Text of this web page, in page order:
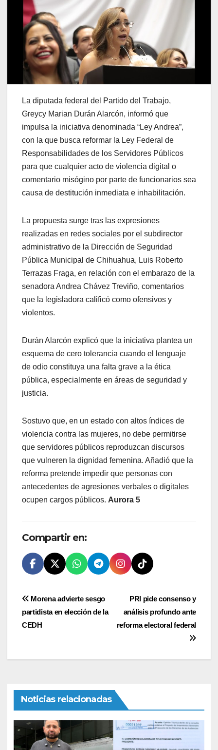
La diputada federal del Partido del Trabajo,
Greycy Marian Durán Alarcón, informó que
impulsa la iniciativa denominada “Ley Andrea”,
con la que busca reformar la Ley Federal de
Responsabilidades de los Servidores Públicos
para que cualquier acto de violencia digital o
comentario misógino por parte de funcionarios sea
causa de destitución inmediata e inhabilitación.
La propuesta surge tras las expresiones
realizadas en redes sociales por el subdirector
administrativo de la Dirección de Seguridad
Pública Municipal de Chihuahua, Luis Roberto
Terrazas Fraga, en relación con el embarazo de la
senadora Andrea Chávez Treviño, comentarios
que la legisladora calificó como ofensivos y
violentos.
Durán Alarcón explicó que la iniciativa plantea un
esquema de cero tolerancia cuando el lenguaje
de odio constituya una falta grave a la ética
pública, especialmente en áreas de seguridad y
justicia.
Sostuvo que, en un estado con altos índices de
violencia contra las mujeres, no debe permitirse
que servidores públicos reproduzcan discursos
que vulneren la dignidad femenina. Añadió que la
reforma pretende impedir que personas con
antecedentes de agresiones verbales o digitales
ocupen cargos públicos. Aurora 5
Compartir en:
Navegación
de
PRI pide consenso y
análisis profundo ante
reforma electoral federal
Morena advierte sesgo
partidista en elección de la
CEDH
Noticias relacionadas